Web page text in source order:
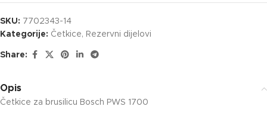
SKU: 7702343-14
Kategorije: Četkice, Rezervni dijelovi
Share:
Opis
Četkice za brusilicu Bosch PWS 1700